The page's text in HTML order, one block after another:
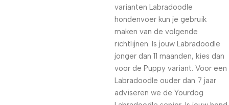
varianten Labradoodle
hondenvoer kun je gebruik
maken van de volgende
richtlijnen. Is jouw Labradoodle
jonger dan 11 maanden, kies dan
voor de Puppy variant. Voor een
Labradoodle ouder dan 7 jaar
adviseren we de Yourdog